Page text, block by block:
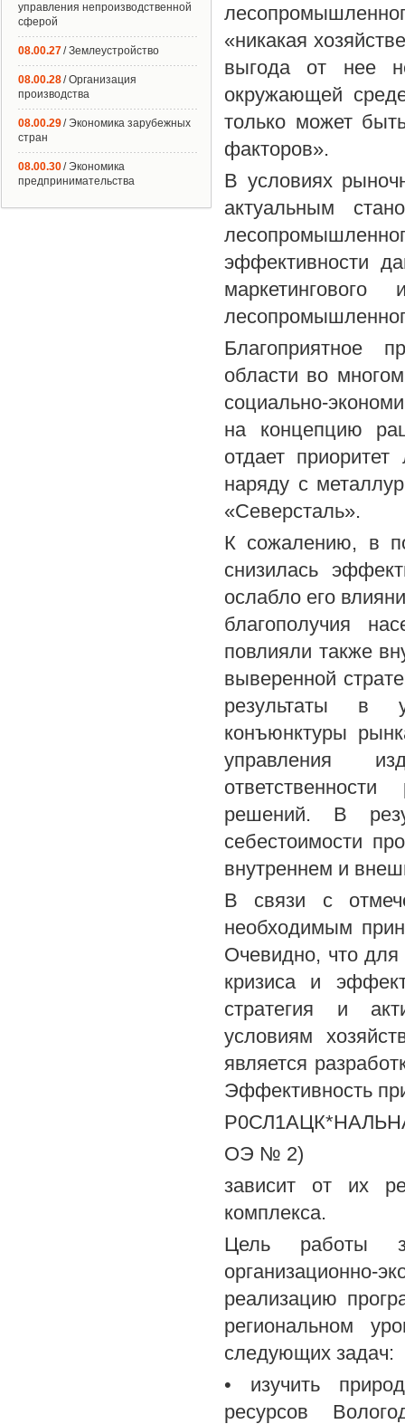
«никакая
выгода от нее
окружающей
только может
факторов».
В условиях
актуальным
эффективности
Благоприятное
области во
социально-
на концепцию
отдает
наряду с
«Северсталь».
К сожалению, в
снизилась
ослабло его
благополучия
повлияли также
выверенной
результаты в
конъюнктуры
управления
решений. В
себестоимости
внутреннем и
В связи с
необходимым
Очевидно, что
кризиса и
стратегия и
условиям
является
Эффективность
ОЭ № 2)
зависит от их
комплекса.
Цель работы
организационно-
реализацию
региональном
следующих задач:
• изучить
ресурсов
управления непроизводственной
сферой
08.00.27/ Землеустройство
08.00.28/ Организация
производства
08.00.29/ Экономика зарубежных
стран
08.00.30/ Экономика
предпринимательства